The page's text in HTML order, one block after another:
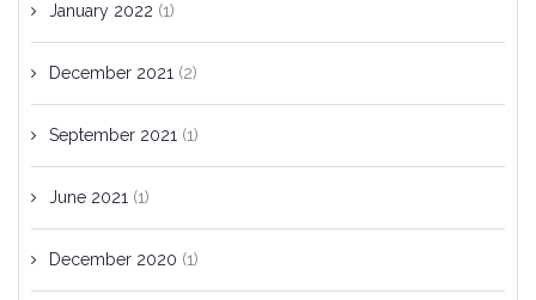
January 2022 (1)
December 2021 (2)
September 2021 (1)
June 2021 (1)
December 2020 (1)